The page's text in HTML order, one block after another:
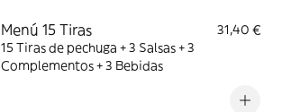
Menú 15 Tiras
31,40 €
15 Tiras de pechuga + 3 Salsas + 3
Complementos + 3 Bebidas